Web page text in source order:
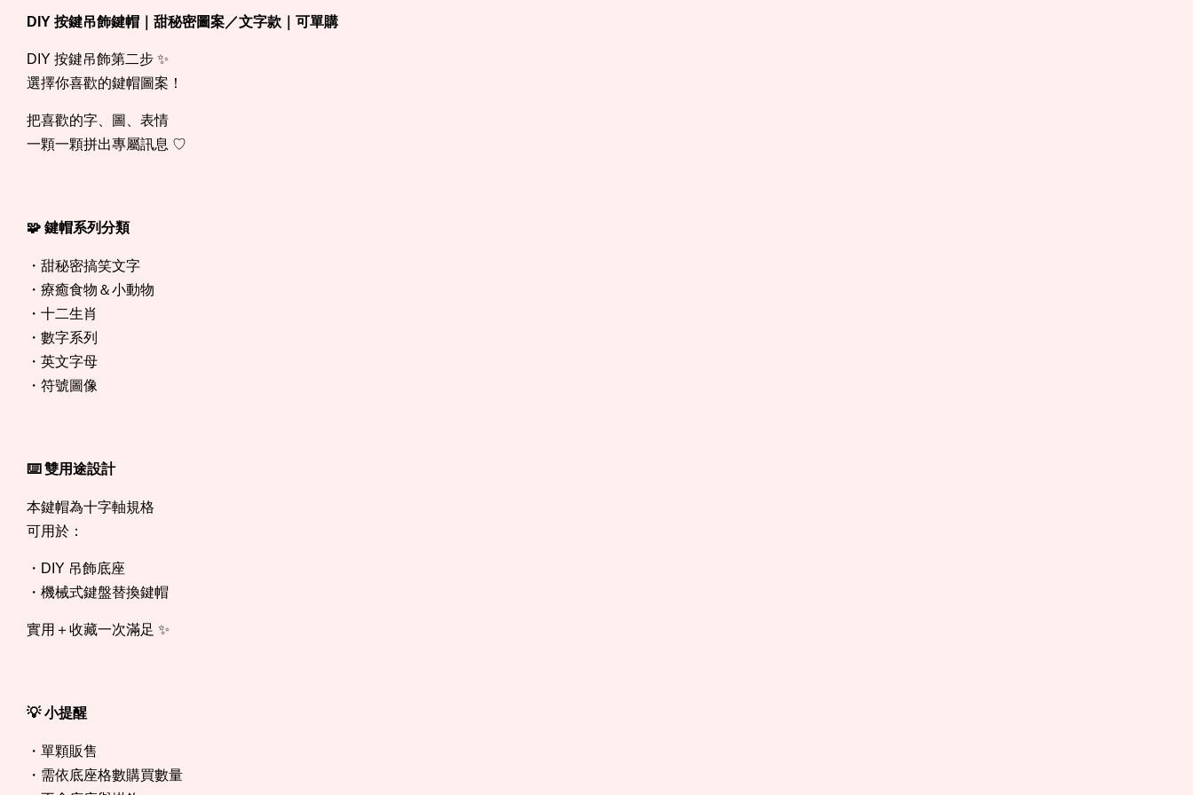
DIY 按鍵吊飾鍵帽｜甜秘密圖案／文字款｜可單購
DIY 按鍵吊飾第二步 ✨
選擇你喜歡的鍵帽圖案！
把喜歡的字、圖、表情
一顆一顆拼出專屬訊息 ♡
🧩 鍵帽系列分類
・甜秘密搞笑文字
・療癒食物＆小動物
・十二生肖
・數字系列
・英文字母
・符號圖像
⌨️ 雙用途設計
本鍵帽為十字軸規格
可用於：
・DIY 吊飾底座
・機械式鍵盤替換鍵帽
實用＋收藏一次滿足 ✨
💡 小提醒
・單顆販售
・需依底座格數購買數量